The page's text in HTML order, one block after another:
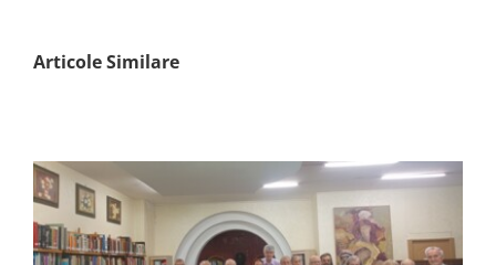
Articole Similare